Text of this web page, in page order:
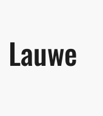
Lauwe